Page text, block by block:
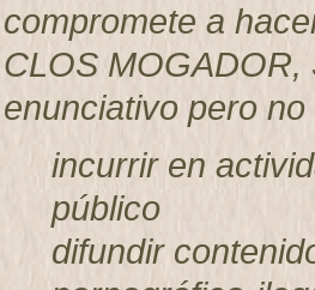
compromete a
CLOS
enunciativo pero
incurrir en
público
difundir